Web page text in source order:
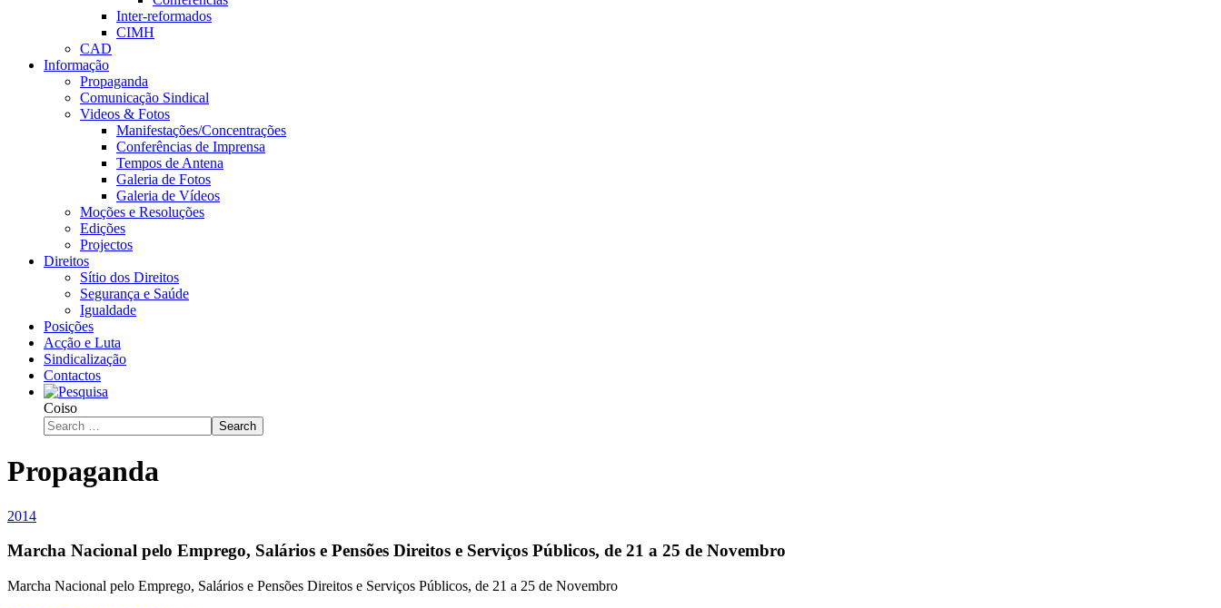
Inter-reformados
CIMH
CAD
Informação
Propaganda
Comunicação Sindical
Videos & Fotos
Manifestações/Concentrações
Conferências de Imprensa
Tempos de Antena
Galeria de Fotos
Galeria de Vídeos
Moções e Resoluções
Edições
Projectos
Direitos
Sítio dos Direitos
Segurança e Saúde
Igualdade
Posições
Acção e Luta
Sindicalização
Contactos
Coiso
Search
Propaganda
2014
Marcha Nacional pelo Emprego, Salários e Pensões Direitos e Serviços Públicos, de 21 a 25 de Novembro
Marcha Nacional pelo Emprego, Salários e Pensões Direitos e Serviços Públicos, de 21 a 25 de Novembro